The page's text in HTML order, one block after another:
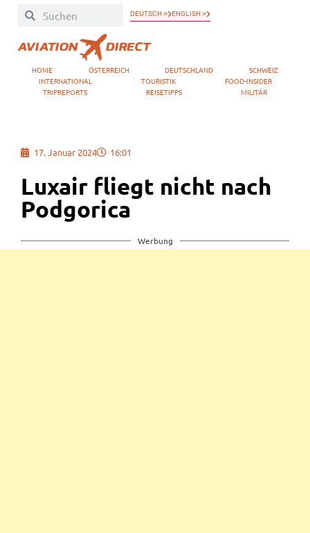
DEUTSCH » ENGLISH »
HOME ÖSTERREICH DEUTSCHLAND
SCHWEIZ
INTERNATIONAL
TOURISTIK
FOOD-INSIDER
TRIPREPORTS
REISETIPPS MILITÄR
17. Januar 2024 16:01
Luxair fliegt nicht nach
Podgorica
Werbung